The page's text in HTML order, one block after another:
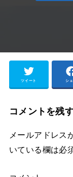
ツイート シ
コメントを残
メールアドレス
いている欄は必